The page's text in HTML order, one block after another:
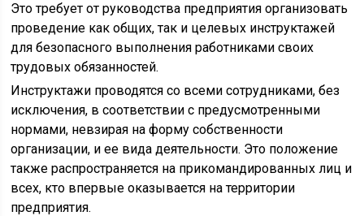
Это требует от руководства предприятия организовать
проведение как общих, так и целевых инструктажей
для безопасного выполнения работниками своих
трудовых обязанностей.
Инструктажи проводятся со всеми сотрудниками, без
исключения, в соответствии с предусмотренными
нормами, невзирая на форму собственности
организации, и ее вида деятельности. Это положение
также распространяется на прикомандированных лиц и
всех, кто впервые оказывается на территории
предприятия.